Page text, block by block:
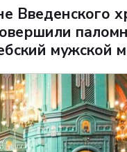
Введенского
мужской